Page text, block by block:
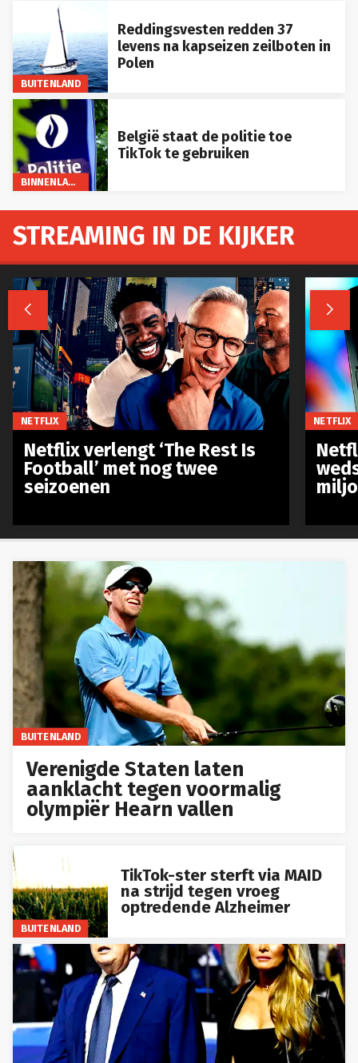
BUITENLAND
Reddingsvesten redden 37
levens na kapseizen zeilboten in
Polen
BINNENLAND
België staat de politie toe
TikTok te gebruiken
BUITENLAND
Verenigde Staten laten
aanklacht tegen voormalig
olympiër Hearn vallen
BUITENLAND
TikTok-ster sterft via MAID
na strijd tegen vroeg
optredende Alzheimer
STREAMING IN DE KIJKER
 
NETFLIX
Netflix verlengt ‘The Rest Is
Football’ met nog twee
seizoenen
NETFLIX